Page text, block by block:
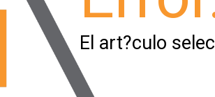
El art?culo